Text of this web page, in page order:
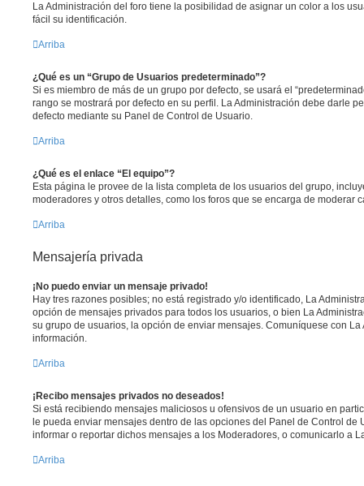
La Administración del foro tiene la posibilidad de asignar un color a los
fácil su identificación.
Arriba
¿Qué es un “Grupo de Usuarios predeterminado”?
Si es miembro de más de un grupo por defecto, se usará el
rango se mostrará por defecto en su perfil. La Administración debe darle
defecto mediante su Panel de Control de Usuario.
Arriba
¿Qué es el enlace “El equipo”?
Esta página le provee de la lista completa de los usuarios del grupo,
moderadores y otros detalles, como los foros que se encarga de moderar
Arriba
Mensajería privada
¡No puedo enviar un mensaje privado!
Hay tres razones posibles; no está registrado y/o identificado, La
opción de mensajes privados para todos los usuarios, o bien La
su grupo de usuarios, la opción de enviar mensajes. Comuníquese con La
información.
Arriba
¡Recibo mensajes privados no deseados!
Si está recibiendo mensajes maliciosos u ofensivos de un usuario en
le pueda enviar mensajes dentro de las opciones del Panel de Control de
informar o reportar dichos mensajes a los Moderadores, o comunicarlo a
Arriba